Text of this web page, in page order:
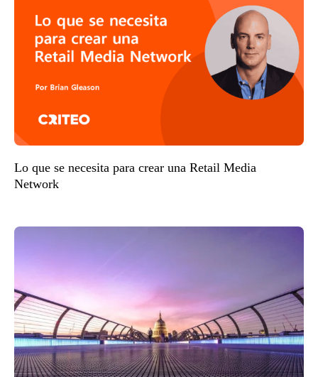
Lo que se necesita para crear una Retail Media
Network